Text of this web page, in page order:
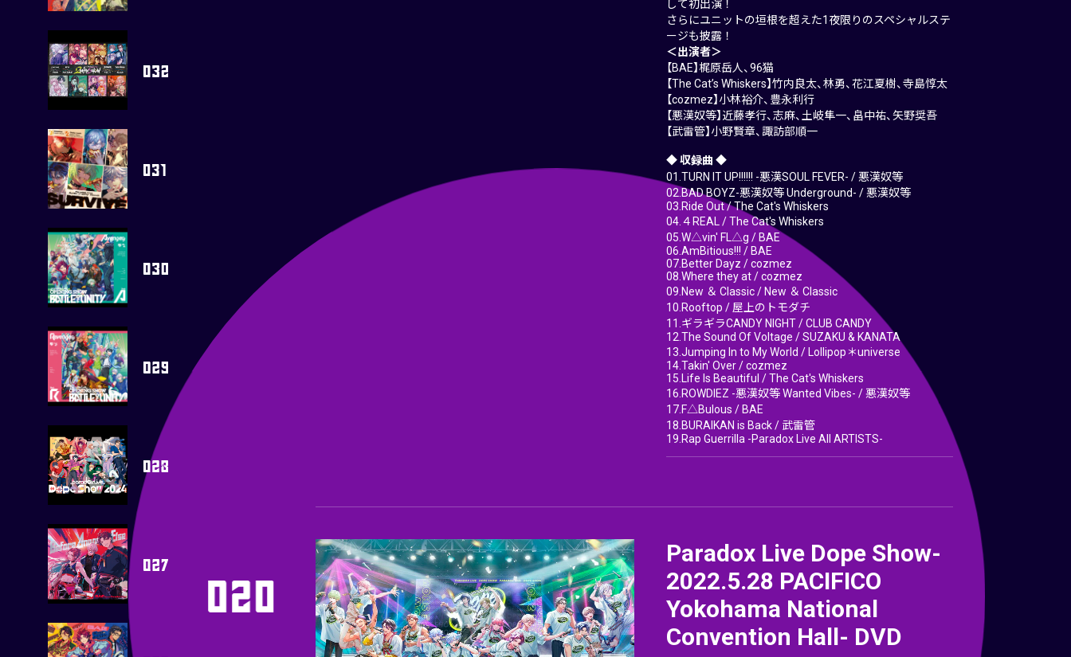
して初出演！
さらにユニットの垣根を超えた1夜限りのスペシャルステ
ージも披露！
＜出演者＞
【BAE】梶原岳人、96猫
【The Cat’s Whiskers】竹内良太、林勇、花江夏樹、寺島惇太
【cozmez】小林裕介、豊永利行
【悪漢奴等】近藤孝行、志麻、土岐隼一、畠中祐、矢野奨吾
【武雷管】小野賢章、諏訪部順一
◆ 収録曲 ◆
01.TURN IT UP!!!!!! -悪漢SOUL FEVER- / 悪漢奴等
02.BAD BOYZ-悪漢奴等 Underground- / 悪漢奴等
03.Ride Out / The Cat's Whiskers
04.４REAL / The Cat's Whiskers
05.W△vin' FL△g / BAE
06.AmBitious!!! / BAE
07.Better Dayz / cozmez
08.Where they at / cozmez
09.New ＆ Classic / New ＆ Classic
10.Rooftop / 屋上のトモダチ
11.ギラギラCANDY NIGHT / CLUB CANDY
12.The Sound Of Voltage / SUZAKU & KANATA
13.Jumping In to My World / Lollipop＊universe
14.Takin' Over / cozmez
15.Life Is Beautiful / The Cat's Whiskers
16.ROWDIEZ -悪漢奴等 Wanted Vibes- / 悪漢奴等
17.F△Bulous / BAE
18.BURAIKAN is Back / 武雷管
19.Rap Guerrilla -Paradox Live All ARTISTS-
Paradox Live Dope Show-
2022.5.28 PACIFICO
Yokohama National
Convention Hall- DVD